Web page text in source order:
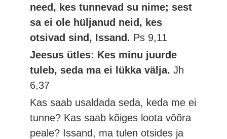
need, kes tunnevad su nime; sest
sa ei ole hüljanud neid, kes
otsivad sind, Issand. Ps 9,11
Jeesus ütles: Kes minu juurde
tuleb, seda ma ei lükka välja.Jh
6,37
Kas saab usaldada seda, keda me ei
tunne? Kas saab kõiges loota võõra
peale? Issand, ma tulen otsides ja